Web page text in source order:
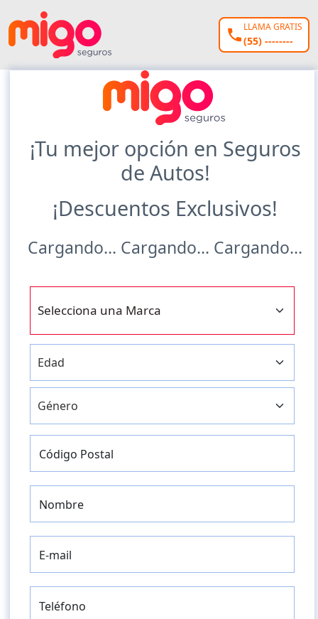
LLAMA GRATIS
(55) --------
¡Tu mejor opción en Seguros
de Autos!
¡Descuentos Exclusivos!
Cargando... Cargando... Cargando...
Selecciona una Marca
Código Postal
Nombre
E-mail
Teléfono